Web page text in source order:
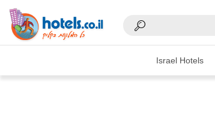
Israel Hotels